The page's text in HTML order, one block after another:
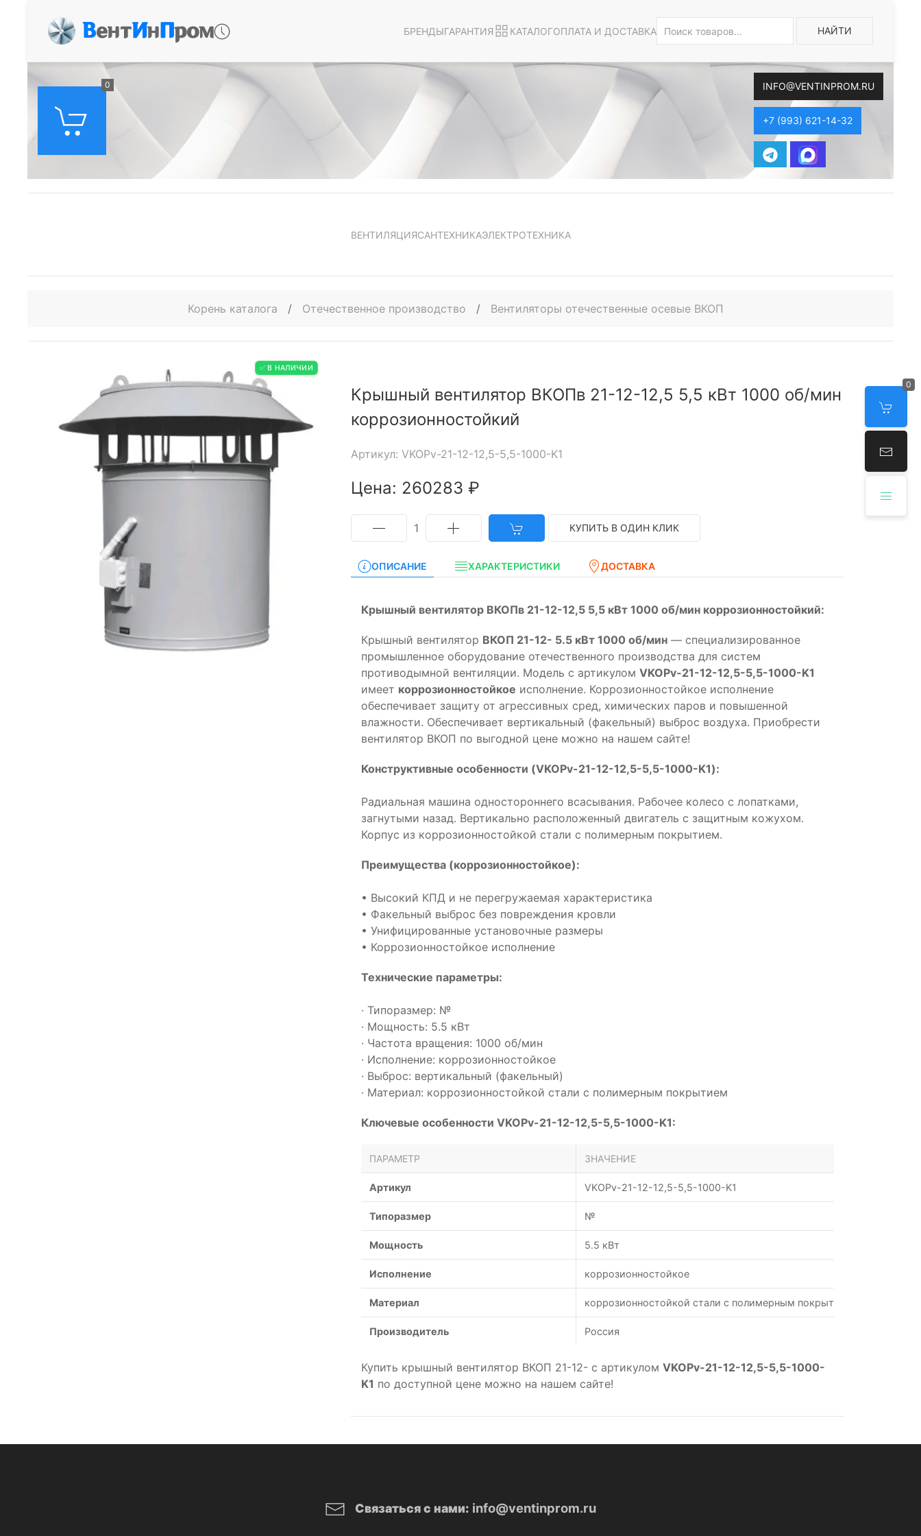
ВентИнПром БРЕНДЫГАРАНТИЯ КАТАЛОГОПЛАТА И ДОСТАВКА НАЙТИ
0 INFO@VENTINPROM.RU
+7 (993) 621-14-32
0
ВЕНТИЛЯЦИЯСАНТЕХНИКАЭЛЕКТРОТЕХНИКА
Корень каталога / Отечественное производство / Вентиляторы отечественные осевые ВКОП
✅ В НАЛИЧИИ
Крышный вентилятор ВКОПв 21-12-12,5 5,5 кВт 1000 об/мин
коррозионностойкий
Артикул: VKOPv-21-12-12,5-5,5-1000-K1
Цена: 260283 ₽
1 КУПИТЬ В ОДИН КЛИК
ОПИСАНИЕ ХАРАКТЕРИСТИКИ ДОСТАВКА
Крышный вентилятор ВКОПв 21-12-12,5 5,5 кВт 1000 об/мин коррозионностойкий:
Крышный вентилятор ВКОП 21-12- 5.5 кВт 1000 об/мин — специализированное
промышленное оборудование отечественного производства для систем
противодымной вентиляции. Модель с артикулом VKOPv-21-12-12,5-5,5-1000-K1
имеет коррозионностойкое исполнение. Коррозионностойкое исполнение
обеспечивает защиту от агрессивных сред, химических паров и повышенной
влажности. Обеспечивает вертикальный (факельный) выброс воздуха. Приобрести
вентилятор ВКОП по выгодной цене можно на нашем сайте!
Конструктивные особенности (VKOPv-21-12-12,5-5,5-1000-K1):
Радиальная машина одностороннего всасывания. Рабочее колесо с лопатками,
загнутыми назад. Вертикально расположенный двигатель с защитным кожухом.
Корпус из коррозионностойкой стали с полимерным покрытием.
Преимущества (коррозионностойкое):
• Высокий КПД и не перегружаемая характеристика
• Факельный выброс без повреждения кровли
• Унифицированные установочные размеры
• Коррозионностойкое исполнение
Технические параметры:
· Типоразмер: №
· Мощность: 5.5 кВт
· Частота вращения: 1000 об/мин
· Исполнение: коррозионностойкое
· Выброс: вертикальный (факельный)
· Материал: коррозионностойкой стали с полимерным покрытием
Ключевые особенности VKOPv-21-12-12,5-5,5-1000-K1:
ПАРАМЕТР ЗНАЧЕНИЕ
Артикул VKOPv-21-12-12,5-5,5-1000-K1
Типоразмер №
Мощность 5.5 кВт
Исполнение коррозионностойкое
Материал коррозионностойкой стали с полимерным покрытием
Производитель Россия
Купить крышный вентилятор ВКОП 21-12- с артикулом VKOPv-21-12-12,5-5,5-1000-
K1 по доступной цене можно на нашем сайте!
Связаться с нами: info@ventinprom.ru